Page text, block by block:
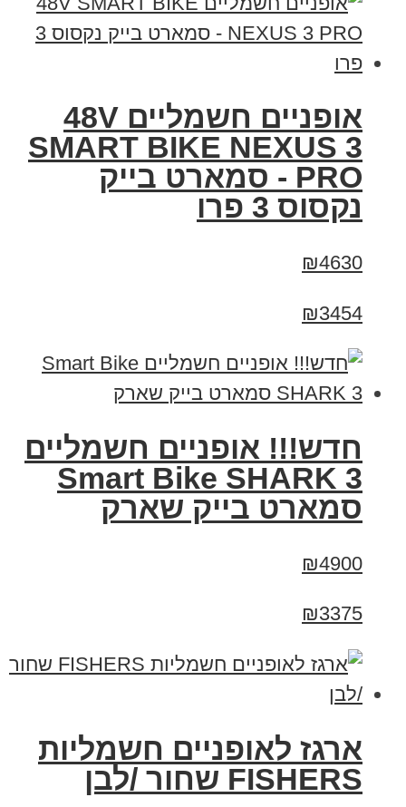
אופניים חשמליים 48V
SMART BIKE NEXUS 3
PRO - סמארט בייק
נקסוס 3 פרו
₪4630
₪3454
חדש!!! אופניים חשמליים
Smart Bike SHARK 3
סמארט בייק שארק
₪4900
₪3375
ארגז לאופניים חשמליות
FISHERS שחור /לבן